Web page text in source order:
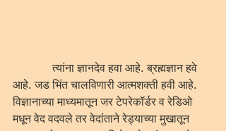
              त्यांना ज्ञानदेव हवा आहे. ब्रह्मज्ञान हवे
आहे. जड भिंत चालविणारी आत्मशक्ती हवी आहे.
विज्ञानाच्या माध्यमातून जर टेपरेकॉर्डर व रेडिओ
मधून वेद वदवले तर वेदांताने रेड्याच्या मुखातून